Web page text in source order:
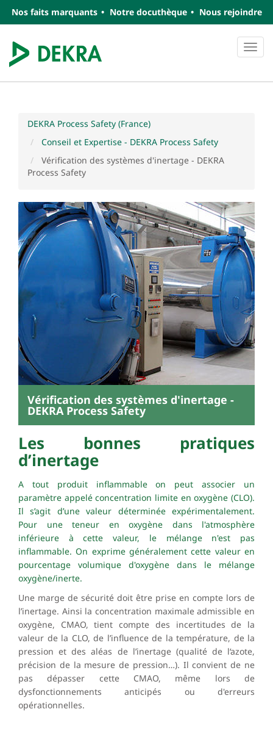
Nos faits marquants Notre docuthèque Nous rejoindre
DEKRA Process Safety (France)
Conseil et Expertise - DEKRA Process Safety
Vérification des systèmes d'inertage - DEKRA
Process Safety
Vérification des systèmes d'inertage -
DEKRA Process Safety
Les bonnes pratiques
d’inertage
A tout produit inflammable on peut associer un
paramètre appeléconcentration limite en oxygène (CLO).
Il s’agit d’une valeur déterminée expérimentalement.
Pour une teneur en oxygène dans l'atmosphère
inférieure à cette valeur, le mélange n'est pas
inflammable. On exprime généralement cette valeur en
pourcentage volumique d'oxygène dans le mélange
oxygène/inerte.
Une marge de sécurité doit être prise en compte lors de
l’inertage. Ainsi la concentration maximale admissible en
oxygène, CMAO, tient compte des incertitudes de la
valeur de la CLO, de l’influence de la température, de la
pression et des aléas de l’inertage (qualité de l‘azote,
précision de la mesure de pression…). Il convient de ne
pas dépasser cette CMAO, même lors de
dysfonctionnements anticipés ou d'erreurs
opérationnelles.